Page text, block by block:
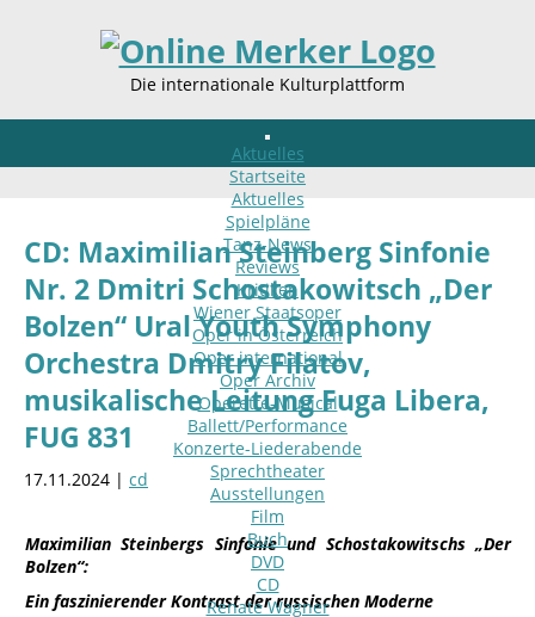
Die internationale Kulturplattform
Aktuelles
Startseite
Aktuelles
Spielpläne
Tanz-News
Reviews
Kritiken
Wiener Staatsoper
Oper in Österreich
Oper international
Oper Archiv
Operette-Musical
Ballett/Performance
Konzerte-Liederabende
Sprechtheater
Ausstellungen
Film
Buch
DVD
CD
Renate Wagner
CD: Maximilian Steinberg Sinfonie
Nr. 2 Dmitri Schostakowitsch „Der
Bolzen“ Ural Youth Symphony
Orchestra Dmitry Filatov,
musikalische Leitung Fuga Libera,
FUG 831
17.11.2024 | cd
Maximilian Steinbergs Sinfonie und Schostakowitschs „Der
Bolzen“:
Ein faszinierender Kontrast der russischen Moderne